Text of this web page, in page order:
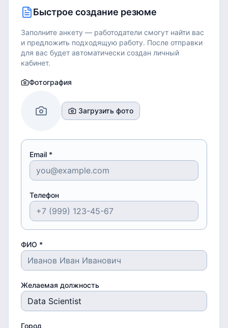
Быстрое создание резюме
Заполните анкету — работодатели смогут найти вас
и предложить подходящую работу. После отправки
для вас будет автоматически создан личный
кабинет.
Фотография
Загрузить фото
Email *
Телефон
ФИО *
Желаемая должность
Город